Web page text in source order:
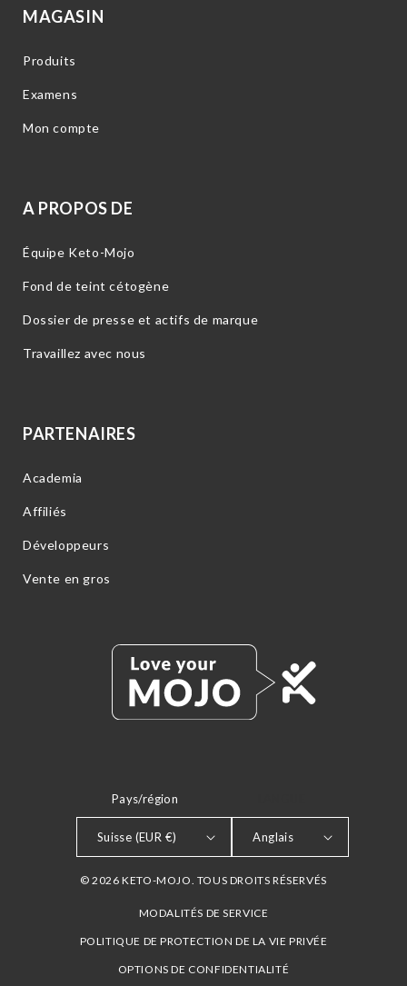
MAGASIN
Produits
Examens
Mon compte
A PROPOS DE
Équipe Keto-Mojo
Fond de teint cétogène
Dossier de presse et actifs de marque
Travaillez avec nous
PARTENAIRES
Academia
Affiliés
Développeurs
Vente en gros
Pays/région
Suisse (EUR €) Anglais
© 2026 KETO-MOJO. TOUS DROITS RÉSERVÉS
MODALITÉS DE SERVICE
POLITIQUE DE PROTECTION DE LA VIE PRIVÉE
OPTIONS DE CONFIDENTIALITÉ